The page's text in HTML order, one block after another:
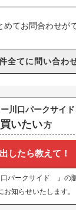
めてお問合わせが
ー川口パークサイ
買いたい方
したら教えて！
口パークサイド 』の
お知らせいたします。